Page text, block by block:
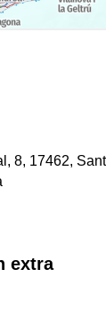
8, 17462,
extra